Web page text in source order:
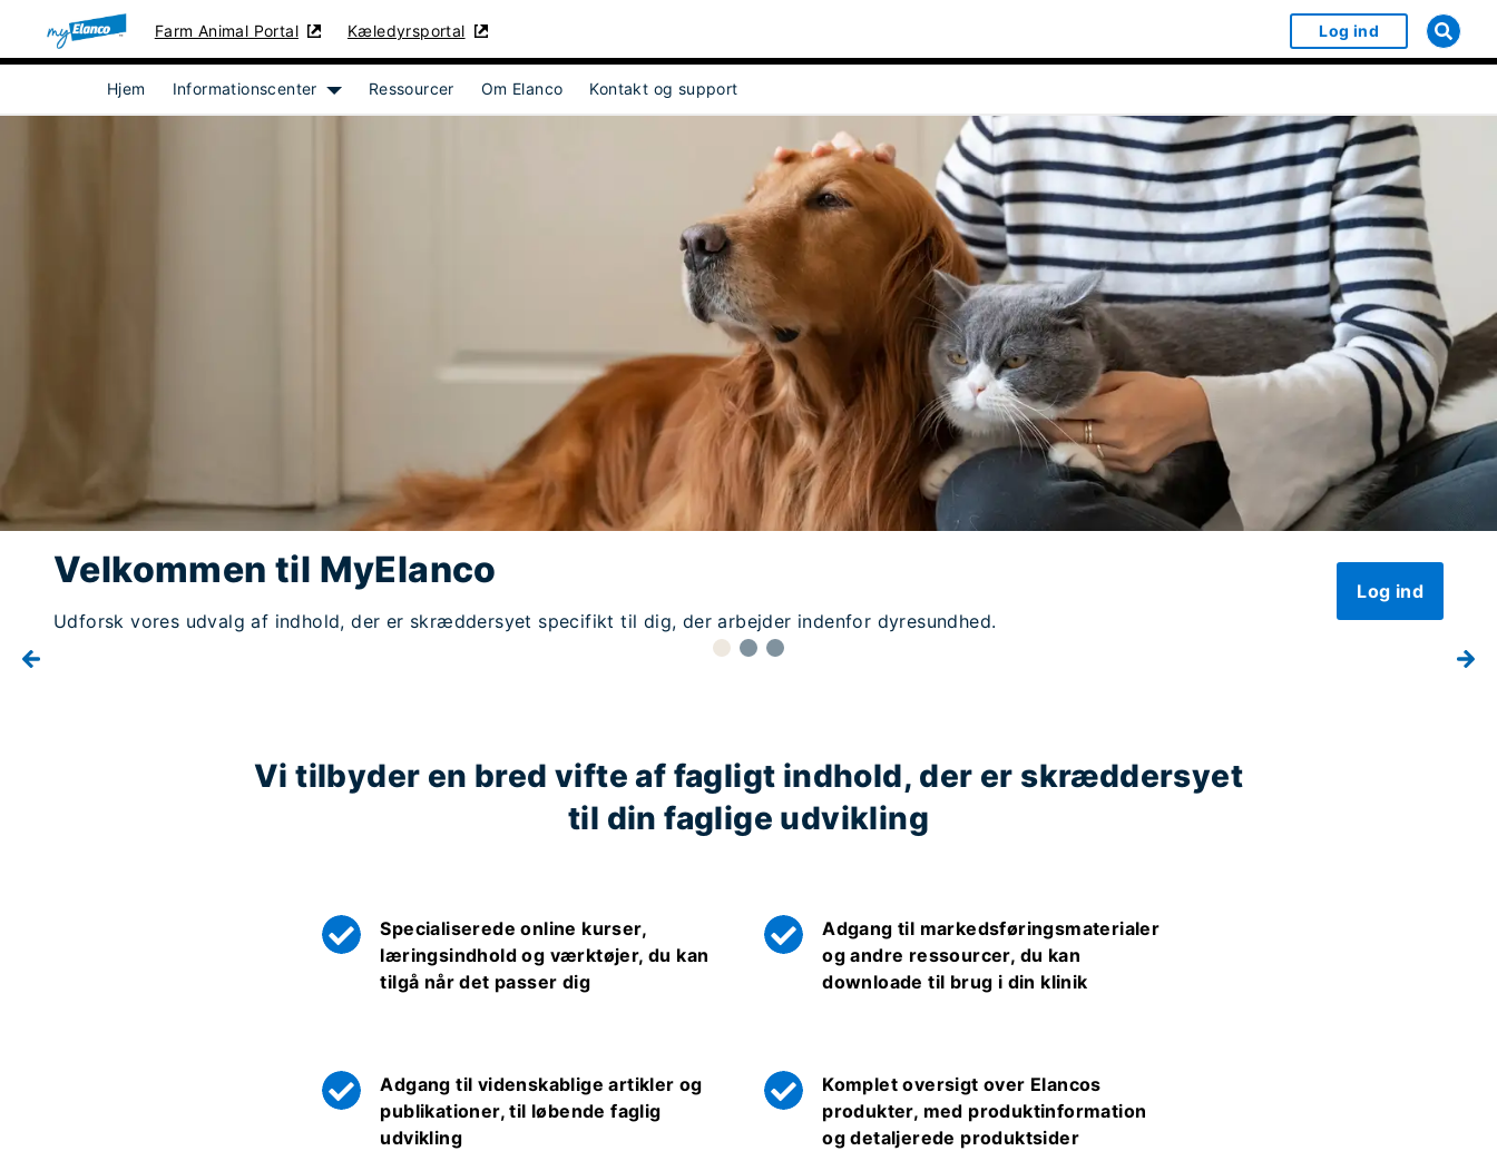
Farm Animal Portal Kæledyrsportal Log ind
Hjem
Informationscenter
Ressourcer Om Elanco Kontakt og support
Velkommen til MyElanco
Udforsk vores udvalg af indhold, der er skræddersyet specifikt til dig, der arbejder indenfor dyresundhed.
Log ind
Vi tilbyder en bred vifte af fagligt indhold, der er skræddersyet
til din faglige udvikling
Specialiserede online kurser,
læringsindhold og værktøjer, du kan
tilgå når det passer dig
Adgang til markedsføringsmaterialer
og andre ressourcer, du kan
downloade til brug i din klinik
Adgang til videnskablige artikler og
publikationer, til løbende faglig
udvikling
Komplet oversigt over Elancos
produkter, med produktinformation
og detaljerede produktsider